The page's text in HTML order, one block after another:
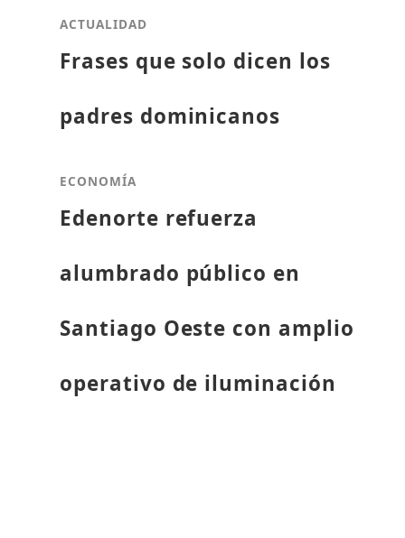
ACTUALIDAD
Frases que solo dicen los
padres dominicanos
ECONOMÍA
Edenorte refuerza
alumbrado público en
Santiago Oeste con amplio
operativo de iluminación